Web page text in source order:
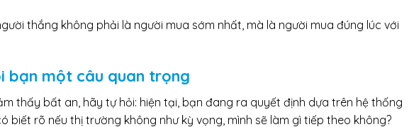
thắng không phải là người mua sớm nhất, mà là người mua đúng lúc với
bạn một câu quan trọng
thấy bất an, hãy tự hỏi: hiện tại, bạn đang ra quyết định dựa trên hệ thống
biết rõ nếu thị trường không như kỳ vọng, mình sẽ làm gì tiếp theo không?